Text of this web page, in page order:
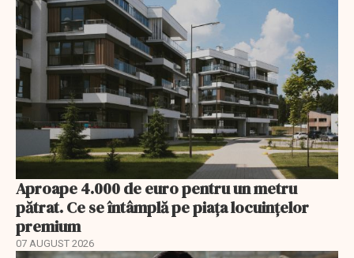
Aproape 4.000 de euro pentru un metru
pătrat. Ce se întâmplă pe piața locuințelor
premium
07 AUGUST 2026